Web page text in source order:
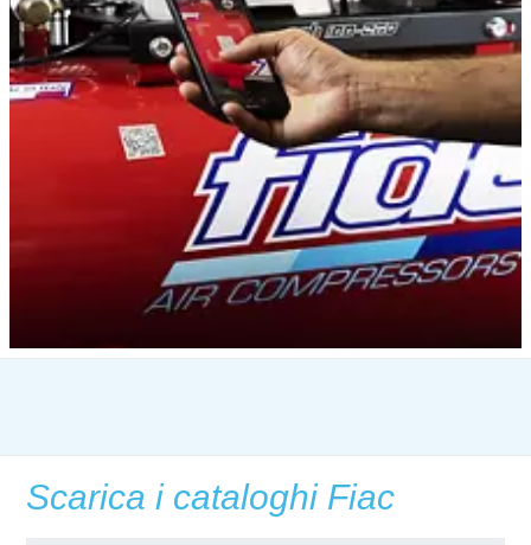
Scarica i cataloghi Fiac